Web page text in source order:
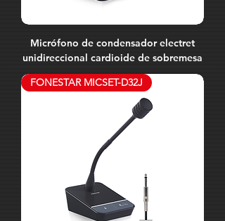
Micrófono de condensador electret
unidireccional cardioide de sobremesa
FONESTAR MICSET-D32J